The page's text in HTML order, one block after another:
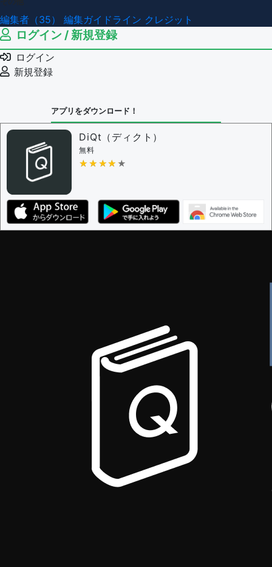
編集者（35） 編集ガイドライン クレジット
ログイン / 新規登録
ログイン
新規登録
アプリをダウンロード！
DiQt（ディクト）
無料
★★★★★
★★★★★